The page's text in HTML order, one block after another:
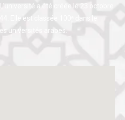
a été créée le 23 octobre
Elle est classée 100ᵉ dans le
universités arabes.